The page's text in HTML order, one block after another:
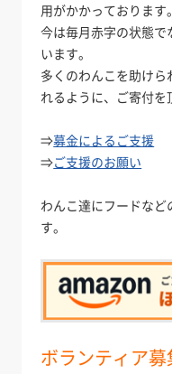
用がかかっております。
今は毎月赤字の状態
います。
多くのわんこを助け
れるように、ご寄付を
⇒募金によるご支援
⇒ご支援のお願い
わんこ達にフードな
す。
ボランティア